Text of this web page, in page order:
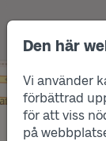
Den här
Vi använder
förbättrad
för att viss
på